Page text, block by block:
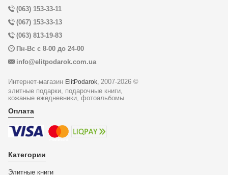
(063) 153-33-11
(067) 153-33-13
(063) 813-19-83
Пн-Вс с 8-00 до 24-00
info@elitpodarok.com.ua
Интернет-магазин ElitPodarok, 2007-2026 ©
элитные подарки, подарочные книги,
кожаные ежедневники, фотоальбомы
Оплата
Категории
Элитные книги